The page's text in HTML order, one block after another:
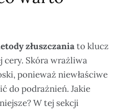
złuszczaniato klucz
cery. Skóra wrażliwa
ponieważ niewłaściwe
do podrażnień. Jakie
W tej sekcji